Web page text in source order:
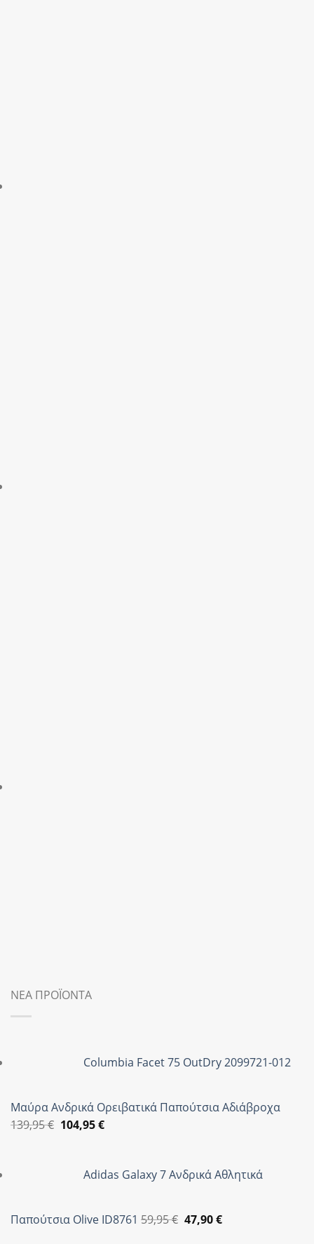
ΝΕΑ ΠΡΟΪΟΝΤΑ
Columbia Facet 75 OutDry 2099721-012
Μαύρα Ανδρικά Ορειβατικά Παπούτσια Αδιάβροχα
139,95€ Original
139,95 €.
104,95€Η
είναι:
Adidas Galaxy 7 Ανδρικά Αθλητικά
Παπούτσια Olive ID8761 59,95€ Original
47,90€Η